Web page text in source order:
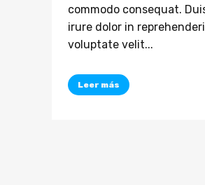
commodo consequat.
irure dolor in
voluptate velit...
Leer más